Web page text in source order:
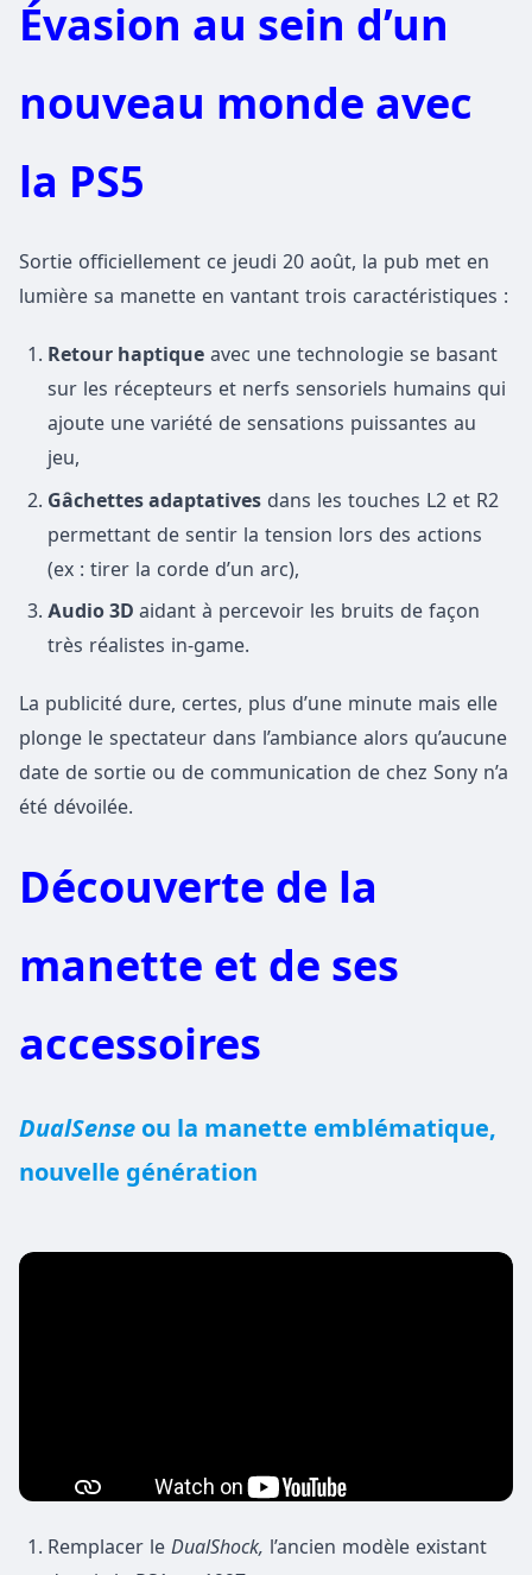
Évasion au sein d’un
nouveau monde avec
la PS5
Sortie officiellement ce jeudi 20 août, la pub met en
lumière sa manette en vantant trois caractéristiques :
Retour haptique avec une technologie se basant
sur les récepteurs et nerfs sensoriels humains qui
ajoute une variété de sensations puissantes au
jeu,
Gâchettes adaptatives dans les touches L2 et R2
permettant de sentir la tension lors des actions
(ex : tirer la corde d’un arc),
Audio 3D aidant à percevoir les bruits de façon
très réalistes in-game.
La publicité dure, certes, plus d’une minute mais elle
plonge le spectateur dans l’ambiance alors qu’aucune
date de sortie ou de communication de chez Sony n’a
été dévoilée.
Découverte de la
manette et de ses
accessoires
DualSense ou la manette emblématique,
nouvelle génération
Remplacer le DualShock, l’ancien modèle existant